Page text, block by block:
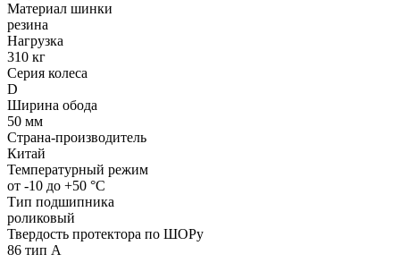
Материал шинки
резина
Нагрузка
310 кг
Серия колеса
D
Ширина обода
50 мм
Страна-производитель
Китай
Температурный режим
от -10 до +50 °С
Тип подшипника
роликовый
Твердость протектора по ШОРу
86 тип А